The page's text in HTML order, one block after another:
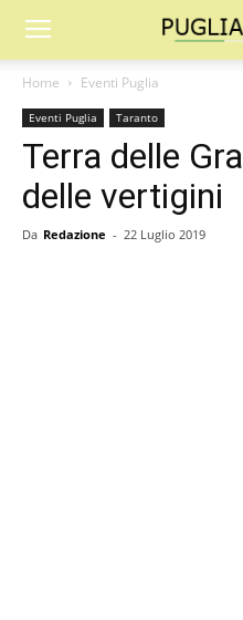
Home Eventi Puglia
Eventi Puglia Taranto
Terra delle
delle vertigini
Da Redazione - 22 Luglio 2019